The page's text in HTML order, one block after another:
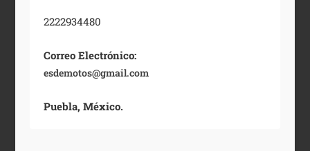
2222934480
Correo Electrónico:
esdemotos@gmail.com
Puebla, México.